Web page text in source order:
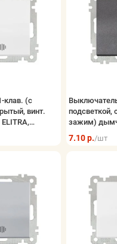
электрика
оборудование
питания и блоки питания
клав. (с
винт.
подсветкой,
зажим)
MUTLUSAN
7.10 р./шт